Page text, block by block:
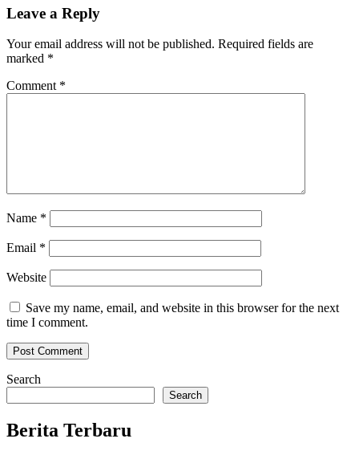
Leave a Reply
Your email address will not be published. Required fields are
marked *
Comment *
Name *
Email *
Website
Save my name, email, and website in this browser for the next
time I comment.
Search
Search
Berita Terbaru